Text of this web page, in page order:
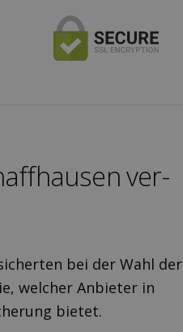
ver­
bei der Wahl der
welcher Anbieter in
bietet.